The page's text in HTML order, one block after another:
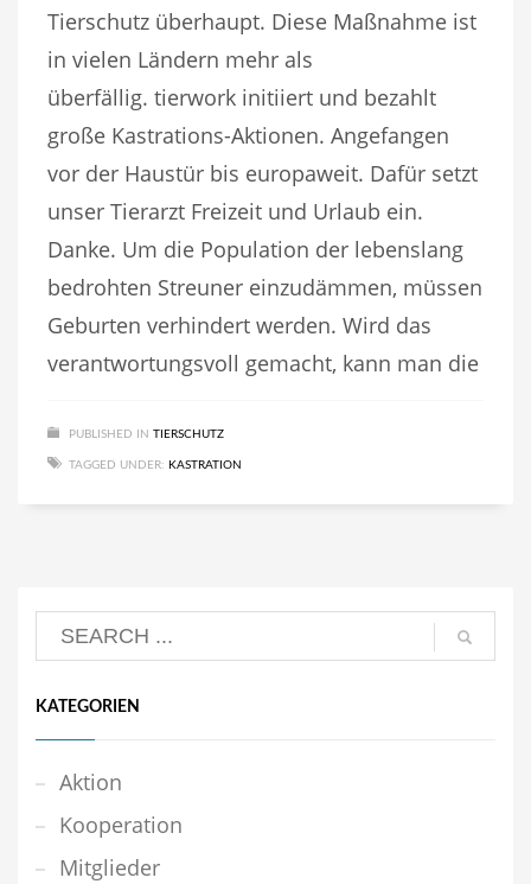
Tierschutz überhaupt. Diese Maßnahme ist
in vielen Ländern mehr als
überfällig. tierwork initiiert und bezahlt
große Kastrations-Aktionen. Angefangen
vor der Haustür bis europaweit. Dafür setzt
unser Tierarzt Freizeit und Urlaub ein.
Danke. Um die Population der lebenslang
bedrohten Streuner einzudämmen, müssen
Geburten verhindert werden. Wird das
verantwortungsvoll gemacht, kann man die
PUBLISHED IN TIERSCHUTZ
TAGGED UNDER: KASTRATION
KATEGORIEN
Aktion
Kooperation
Mitglieder